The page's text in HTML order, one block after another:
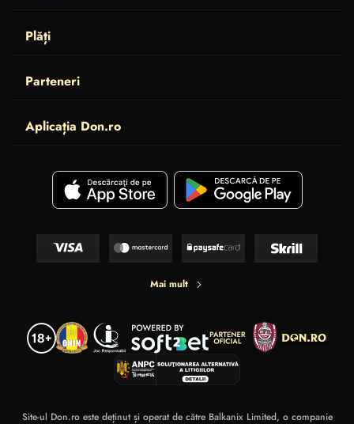
Plăți
Parteneri
Aplicația Don.ro
Mai mult
Site-ul Don.ro este deținut și operat de către Balkanix Limited, o companie